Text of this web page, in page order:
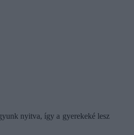
nyitva, így a gyerekeké lesz